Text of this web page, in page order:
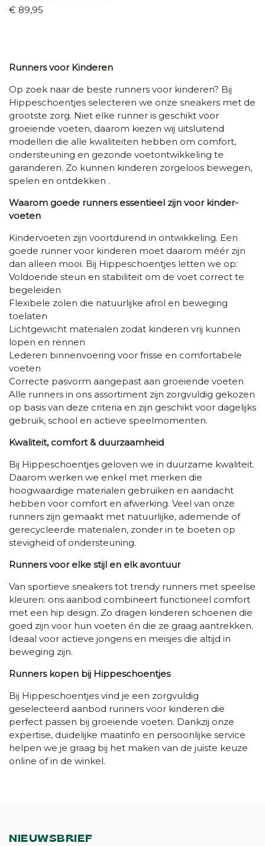
€ 89,95
Runners voor Kinderen
Op zoek naar de beste runners voor kinderen? Bij
Hippeschoentjes selecteren we onze sneakers met de
grootste zorg. Niet elke runner is geschikt voor
groeiende voeten, daarom kiezen wij uitsluitend
modellen die alle kwaliteiten hebben om comfort,
ondersteuning en gezonde voetontwikkeling te
garanderen. Zo kunnen kinderen zorgeloos bewegen,
spelen en ontdekken .
Waarom goede runners essentieel zijn voor kinder­
voeten
Kinder­voeten zijn voortdurend in ontwikkeling. Een
goede runner voor kinderen moet daarom méér zijn
dan alleen mooi. Bij Hippeschoentjes letten we op:
Voldoende steun en stabiliteit om de voet correct te
begeleiden
Flexibele zolen die natuurlijke afrol en beweging
toelaten
Lichtgewicht materialen zodat kinderen vrij kunnen
lopen en rennen
Lederen binnenvoering voor frisse en comfortabele
voeten
Correcte pasvorm aangepast aan groeiende voeten
Alle runners in ons assortiment zijn zorgvuldig gekozen
op basis van deze criteria en zijn geschikt voor dagelijks
gebruik, school en actieve speelmomenten.
Kwaliteit, comfort & duurzaamheid
Bij Hippeschoentjes geloven we in duurzame kwaliteit.
Daarom werken we enkel met merken die
hoogwaardige materialen gebruiken en aandacht
hebben voor comfort en afwerking. Veel van onze
runners zijn gemaakt met natuurlijke, ademende of
gerecycleerde materialen, zonder in te boeten op
stevigheid of ondersteuning.
Runners voor elke stijl en elk avontuur
Van sportieve sneakers tot trendy runners met speelse
kleuren: ons aanbod combineert functioneel comfort
met een hip design. Zo dragen kinderen schoenen die
goed zijn voor hun voeten én die ze graag aantrekken.
Ideaal voor actieve jongens en meisjes die altijd in
beweging zijn.
Runners kopen bij Hippeschoentjes
Bij Hippeschoentjes vind je een zorgvuldig
geselecteerd aanbod runners voor kinderen die
perfect passen bij groeiende voeten. Dankzij onze
expertise, duidelijke maatinfo en persoonlijke service
helpen we je graag bij het maken van de juiste keuze
online of in de winkel.
NIEUWSBRIEF